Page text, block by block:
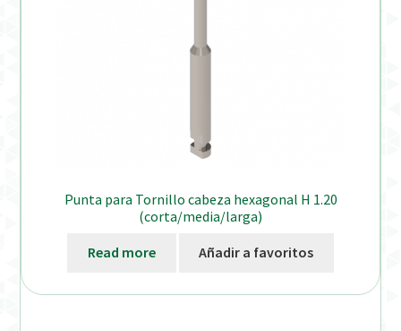
Punta para Tornillo cabeza hexagonal H 1.20
(corta/media/larga)
Read more Añadir a favoritos